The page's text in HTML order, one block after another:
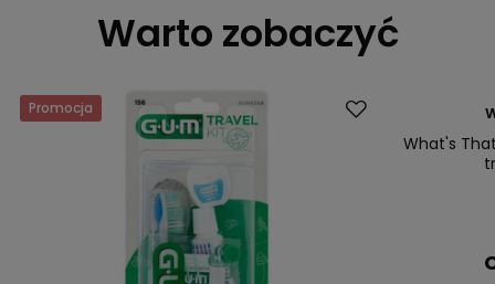
Warto zobaczyć
Promocja
What's That